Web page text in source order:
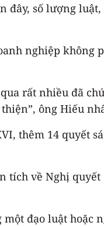
đây, số lượng
nghiệp
rất nhiều đã
ông Hiếu
thêm 14 quyết
về Nghị
đạo luật